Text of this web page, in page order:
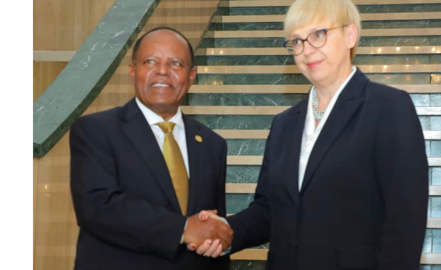
ብልፅግና ፓርቲ የምርጫ ውክልናውን ወደ
ተጨባጭ የልማት ስኬቶች ለመቀየር እየሰራ ነው
August 7, 2026
ኢትዮጵያ የቀጣናውን ኢኮኖሚያዊ ገጽታ በአዲስ
መልኩ እየቀረጸች ነው-ፈርስት ፖስት
August 7, 2026
2ኛው የአዲስ ሚዲያ ኔትዎርክ አመራሮች እና
ሠራተኞች ስፖርት ፌስቲቫል በቴሌቪዥን ዘርፍ
አሸናፊነት ተጠናቀቀ
August 1, 2026
ተቃውሞ የበዛበት የፊፋ አዲሱ እቅድ
July 30, 2026
አዲስ ሚዲያ ኔትዎርክ በይዘት ስራዎቹ
ትርክትን በማረም እና የወል ትርክትን
ሃላፊነቱን እየተወጣ ይገኛል
AmnAdmin October 17, 2025